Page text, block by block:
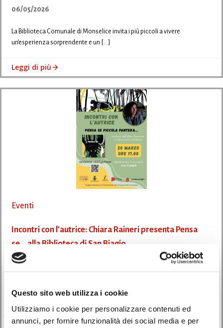
Questo sito web utilizza i cookie
Utilizziamo i cookie per personalizzare contenuti ed
annunci, per fornire funzionalità dei social media e per
06/05/2026
La Biblioteca Comunale di Monselice invita i più piccoli a vivere
un’esperienza sorprendente e un […]
Leggi di più
Eventi
Incontri con l’autrice: Chiara Raineri presenta Pensa
se… alla Biblioteca di San Biagio
La Biblioteca Comunale San Biagio di Monselice invita bambine e bambini
Leggi di più